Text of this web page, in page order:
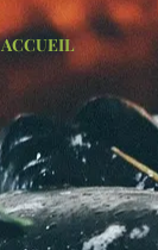
ACCUEIL